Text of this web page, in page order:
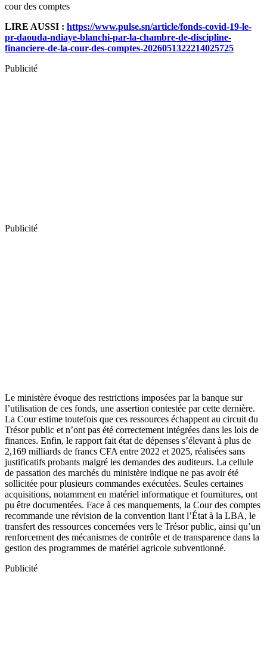
cour des comptes
LIRE AUSSI : https://www.pulse.sn/article/fonds-covid-19-le-
pr-daouda-ndiaye-blanchi-par-la-chambre-de-discipline-
financiere-de-la-cour-des-comptes-2026051322214025725
Publicité
Publicité
Le ministère évoque des restrictions imposées par la banque sur
l’utilisation de ces fonds, une assertion contestée par cette dernière.
La Cour estime toutefois que ces ressources échappent au circuit du
Trésor public et n’ont pas été correctement intégrées dans les lois de
finances. Enfin, le rapport fait état de dépenses s’élevant à plus de
2,169 milliards de francs CFA entre 2022 et 2025, réalisées sans
justificatifs probants malgré les demandes des auditeurs. La cellule
de passation des marchés du ministère indique ne pas avoir été
sollicitée pour plusieurs commandes exécutées. Seules certaines
acquisitions, notamment en matériel informatique et fournitures, ont
pu être documentées. Face à ces manquements, la Cour des comptes
recommande une révision de la convention liant l’État à la LBA, le
transfert des ressources concernées vers le Trésor public, ainsi qu’un
renforcement des mécanismes de contrôle et de transparence dans la
gestion des programmes de matériel agricole subventionné.
Publicité